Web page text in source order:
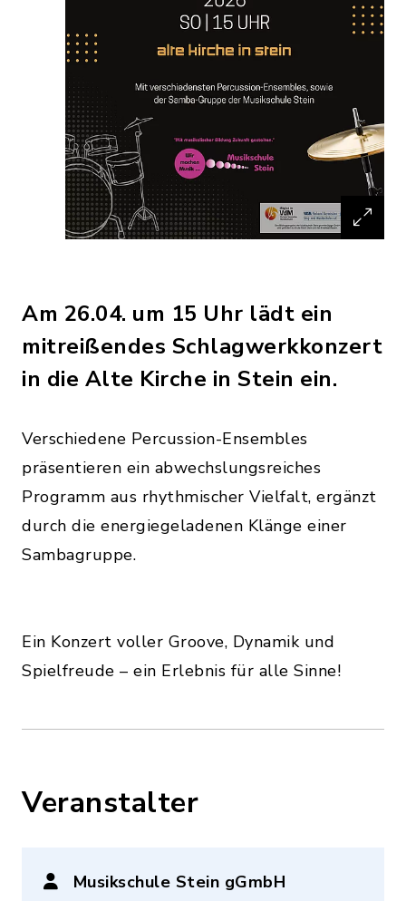
Am 26.04. um 15 Uhr lädt ein
mitreißendes Schlagwerkkonzert
in die Alte Kirche in Stein ein.
Verschiedene Percussion-Ensembles
präsentieren ein abwechslungsreiches
Programm aus rhythmischer Vielfalt, ergänzt
durch die energiegeladenen Klänge einer
Sambagruppe.
Ein Konzert voller Groove, Dynamik und
Spielfreude – ein Erlebnis für alle Sinne!
Veranstalter
Musikschule Stein gGmbH